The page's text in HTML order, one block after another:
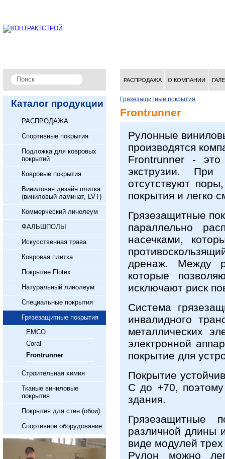
РАСПРОДАЖА О КОМПАНИИ
Каталог продукции
РАСПРОДАЖА
Спортивные покрытия
Подложка для ковровых
покрытий
Ковровые покрытия
Виниловая дизайн плитка
(виниловый ламинат, LVT)
Коммерческий линолеум
ФАЛЬШПОЛЫ
Искусственная трава
Ковровая плитка
Покрытие Flotex
Натуральный линолеум
Специальные покрытия
Грязезащитные покрытия
EMCO
Coral
Frontrunner
Строительная химия
Тканые виниловые
покрытия
Покрытия для стен (обои)
Спортивное оборудование
Грязезащитные покрытия
Frontrunner
Рулонные
производятся
Frontrunner - это
экструзии. При
отсутствуют
покрытия и легко
Грязезащитные
параллельно
насечками,
дренаж. Между
которые
исключают риск
Система
инвалидного
металлических
электронной
покрытие для
Покрытие
С до +70,
здания.
Грязезащитные
различной длины
виде модулей
Рулон можно